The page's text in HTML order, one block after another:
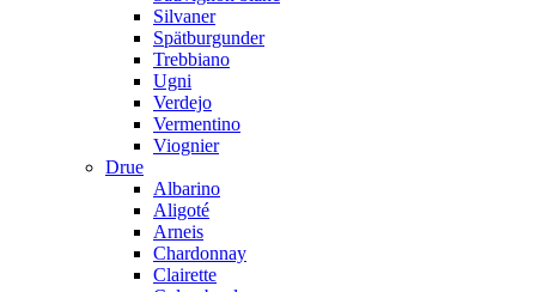
Silvaner
Spätburgunder
Trebbiano
Ugni
Verdejo
Vermentino
Viognier
Drue
Albarino
Aligoté
Arneis
Chardonnay
Clairette